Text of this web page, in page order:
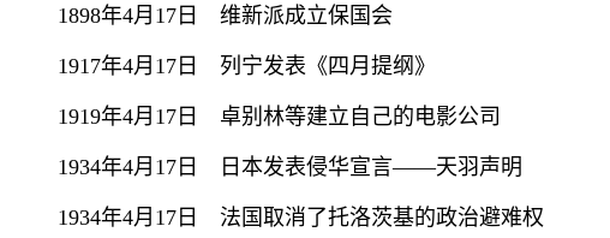
1898年4月17日 维新派成立保国会
1917年4月17日 列宁发表《四月提纲》
1919年4月17日 卓别林等建立自己的电影公司
1934年4月17日 日本发表侵华宣言——天羽声明
1934年4月17日 法国取消了托洛茨基的政治避难权